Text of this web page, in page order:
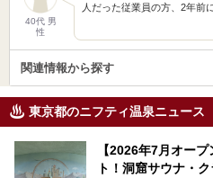
40代 男
性
人だった従業員の方、2年前
関連情報から探す
東京都のニフティ温泉ニュース
【2026年7月オー
ト！洞窟サウナ・